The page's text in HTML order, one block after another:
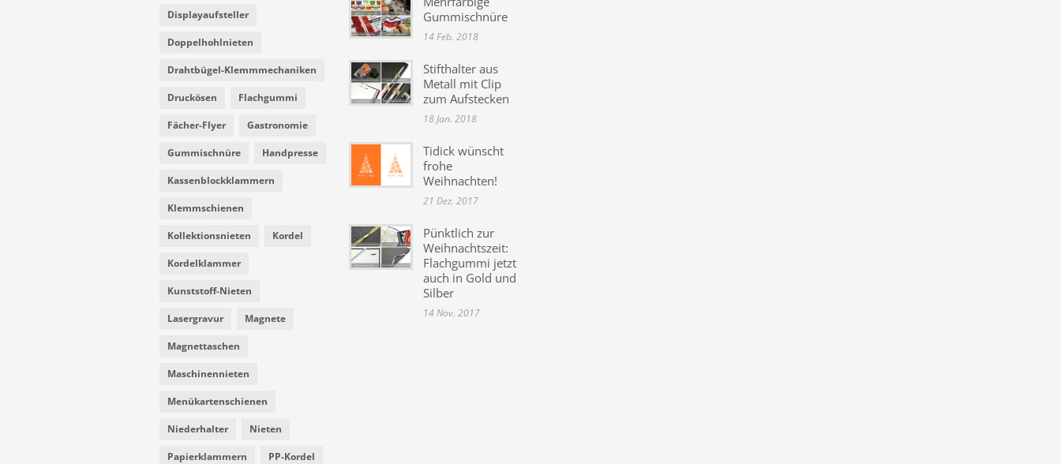
Displayaufsteller
Doppelhohlnieten
Drahtbügel-Klemmmechaniken
Druckösen Flachgummi
Fächer-Flyer Gastronomie
Gummischnüre Handpresse
Kassenblockklammern
Klemmschienen
Kollektionsnieten Kordel
Kordelklammer
Kunststoff-Nieten
Lasergravur Magnete
Magnettaschen
Maschinennieten
Menükartenschienen
Niederhalter Nieten
Papierklammern PP-Kordel
Gummischnüre
14 Feb. 2018
Stifthalter aus
Metall mit Clip
zum Aufstecken
18 Jan. 2018
Tidick wünscht
frohe
Weihnachten!
21 Dez. 2017
Pünktlich zur
Weihnachtszeit:
Flachgummi jetzt
auch in Gold und
Silber
14 Nov. 2017